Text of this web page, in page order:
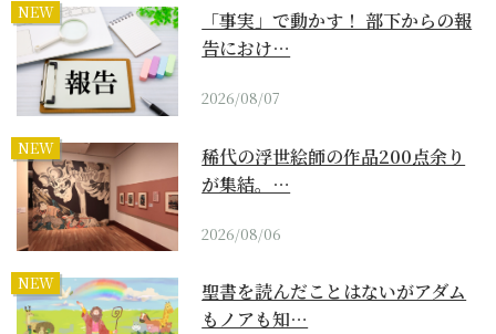
NEW
「事実」で動かす！ 部下からの報
告におけ…
2026/08/07
NEW
稀代の浮世絵師の作品200点余り
が集結。…
2026/08/06
NEW
聖書を読んだことはないがアダム
もノアも知…